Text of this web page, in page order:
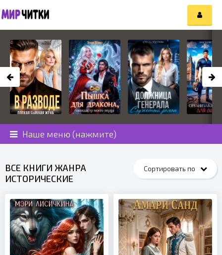
Наше меню (нажмите)
ВСЕ КНИГИ ЖАНРА
ИСТОРИЧЕСКИЕ